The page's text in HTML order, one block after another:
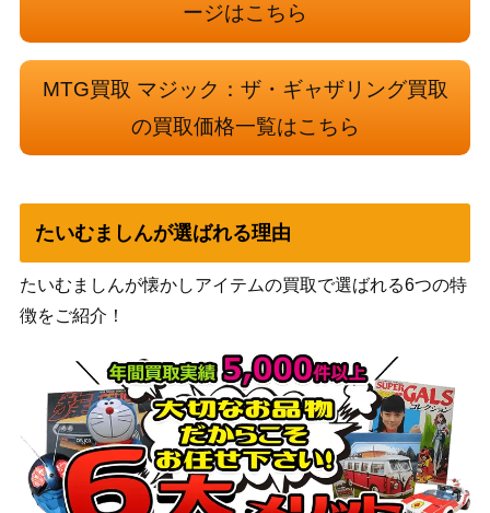
頑強な決意/Steely Resolve [ONS]
《日》
[Foil]呪い布の包帯/Cursecloth Wrappi
ngs フラクチャー・Foil[DFT-BF]
ウィザー
ザ・コース
ラ/Mishra, Claimed by Gix / ファイレ
クシアに下りし者、ミシュラ/Mishra,
（兄弟戦
800
[Foil] シヴの壊滅者/Shivan Devastator
[DMU]《日》
Wizards
（団結のド
ミナリア）
600
セラの模範/Serra Paragon 拡張アート
[DMU-BF]《日》
Wizards
（団結のド
3,000
ージはこちら
MTG買取 マジック：ザ・ギャザリング買取
の買取価格一覧はこちら
たいむましんが選ばれる理由
たいむましんが懐かしアイテムの買取で選ばれる6つの特
徴をご紹介！